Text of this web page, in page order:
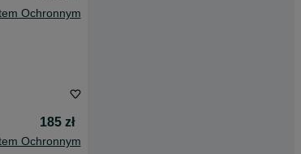
Ochronnym
185 zł
Ochronnym